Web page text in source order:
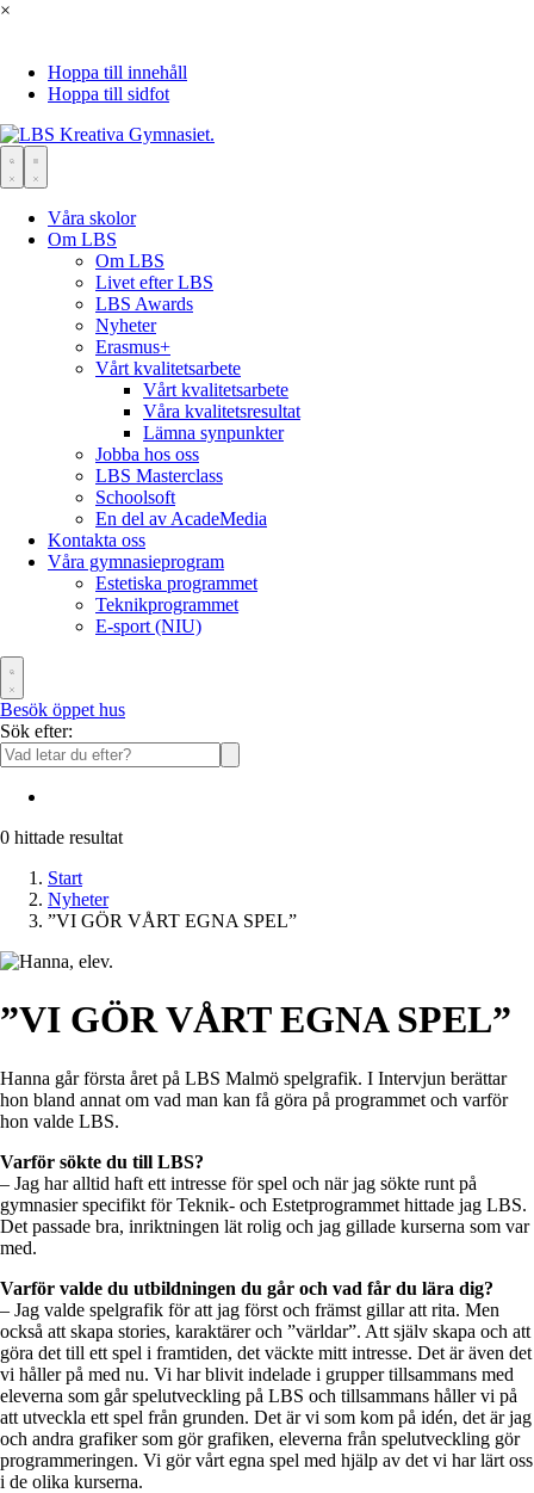
×
Hoppa till innehåll
Hoppa till sidfot
Våra skolor
Om LBS
Om LBS
Livet efter LBS
LBS Awards
Nyheter
Erasmus+
Vårt kvalitetsarbete
Vårt kvalitetsarbete
Våra kvalitetsresultat
Lämna synpunkter
Jobba hos oss
LBS Masterclass
Schoolsoft
En del av AcadeMedia
Kontakta oss
Våra gymnasieprogram
Estetiska programmet
Teknikprogrammet
E-sport (NIU)
Besök öppet hus
Sök efter:
0 hittade resultat
Start
Nyheter
”VI GÖR VÅRT EGNA SPEL”
”VI GÖR VÅRT EGNA SPEL”
Hanna går första året på LBS Malmö spelgrafik. I Intervjun berättar
hon bland annat om vad man kan få göra på programmet och varför
hon valde LBS.
Varför sökte du till LBS?
– Jag har alltid haft ett intresse för spel och när jag sökte runt på
gymnasier specifikt för Teknik- och Estetprogrammet hittade jag LBS.
Det passade bra, inriktningen lät rolig och jag gillade kurserna som var
med.
Varför valde du utbildningen du går och vad får du lära dig?
– Jag valde spelgrafik för att jag först och främst gillar att rita. Men
också att skapa stories, karaktärer och ”världar”. Att själv skapa och att
göra det till ett spel i framtiden, det väckte mitt intresse. Det är även det
vi håller på med nu. Vi har blivit indelade i grupper tillsammans med
eleverna som går spelutveckling på LBS och tillsammans håller vi på
att utveckla ett spel från grunden. Det är vi som kom på idén, det är jag
och andra grafiker som gör grafiken, eleverna från spelutveckling gör
programmeringen. Vi gör vårt egna spel med hjälp av det vi har lärt oss
i de olika kurserna.